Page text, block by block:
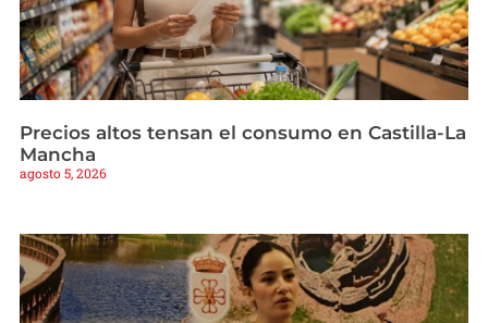
Precios altos tensan el consumo en Castilla-La
Mancha
agosto 5, 2026